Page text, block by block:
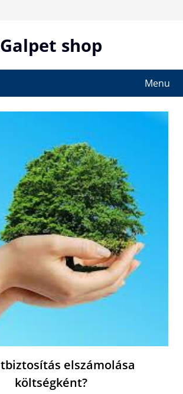
Galpet shop
Menu
elszámolása
költségként?